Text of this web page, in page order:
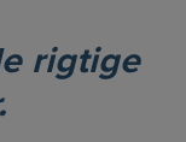
rigtige